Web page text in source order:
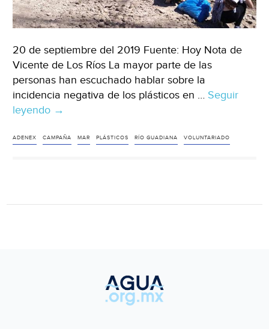
20 de septiembre del 2019 Fuente: Hoy Nota de
Vicente de Los Ríos La mayor parte de las
personas han escuchado hablar sobre la
incidencia negativa de los plásticos en … Seguir
leyendo España:
ambiental
→
ADENEX CAMPAÑA MAR PLÁSTICOS RÍO GUADIANA VOLUNTARIADO